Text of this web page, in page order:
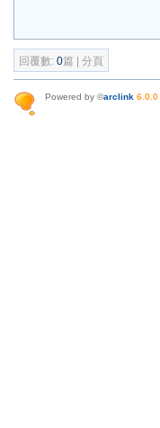
回覆數: 0篇 | 分頁
Powered by ©arclink 6.0.0